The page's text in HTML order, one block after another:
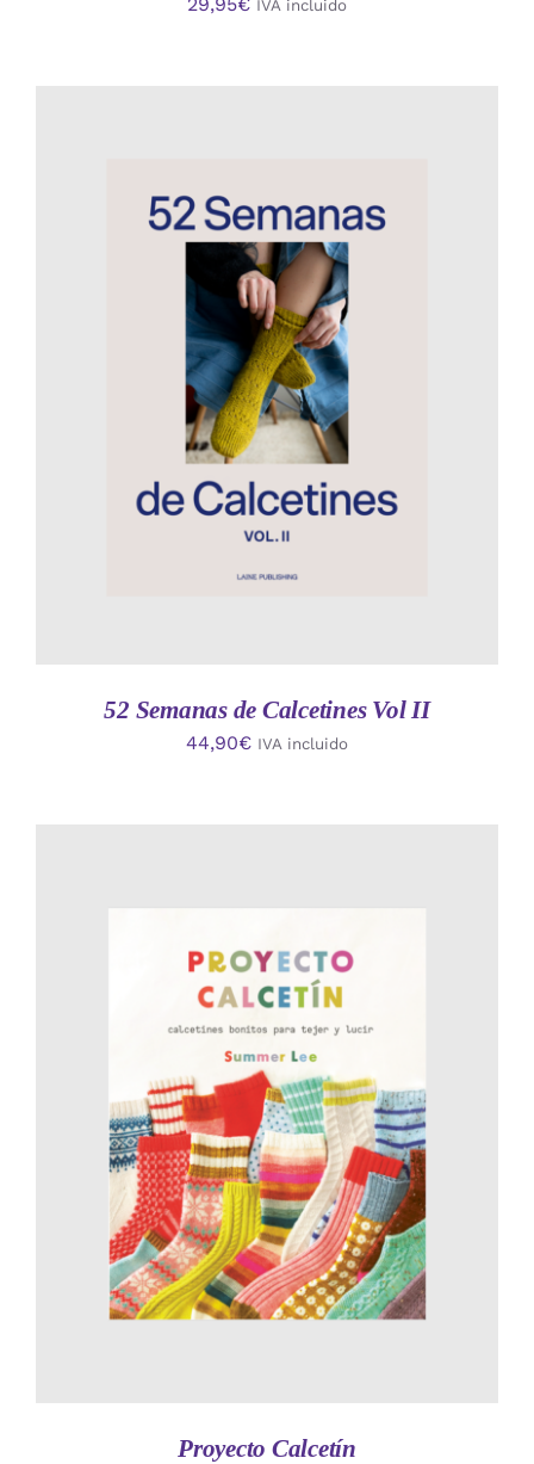
IVA incluido
AÑADIR AL CARRITO
52 Semanas de Calcetines Vol II
44,90€ IVA incluido
AÑADIR AL CARRITO
/
DETALLES
Proyecto Calcetín